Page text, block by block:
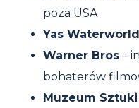
poza USA
Yas Waterworld
Warner Bros –
bohaterów
Muzeum